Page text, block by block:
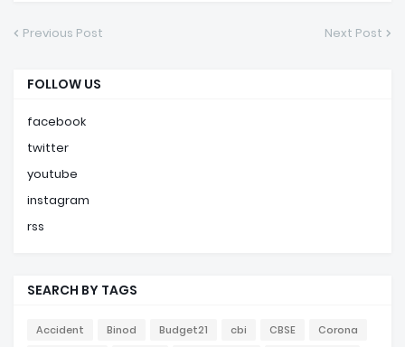
Previous Post Next Post
FOLLOW US
facebook
twitter
youtube
instagram
rss
SEARCH BY TAGS
Accident Binod Budget21 cbi CBSE Corona